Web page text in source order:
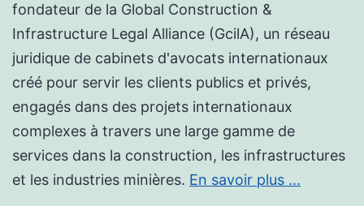
fondateur de la Global Construction &
Infrastructure Legal Alliance (GcilA), un réseau
juridique de cabinets d'avocats internationaux
créé pour servir les clients publics et privés,
engagés dans des projets internationaux
complexes à travers une large gamme de
services dans la construction, les infrastructures
et les industries minières. En savoir plus ...